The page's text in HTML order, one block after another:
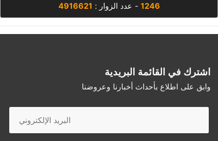
1246 - عدد الزوار : 4916621
اشترك في القائمة البريدية
وابق على اطلاع بأحداث أخبارنا وعروضنا